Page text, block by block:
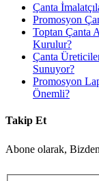
Çanta
Promosyon
Toptan Çanta
Kurulur?
Çanta
Sunuyor?
Promosyon
Önemli?
Takip Et
Abone olarak,